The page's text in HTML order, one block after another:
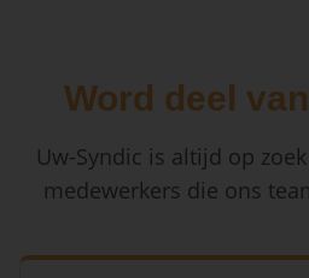
Word deel
Uw-Syndic is altijd op
medewerkers die ons